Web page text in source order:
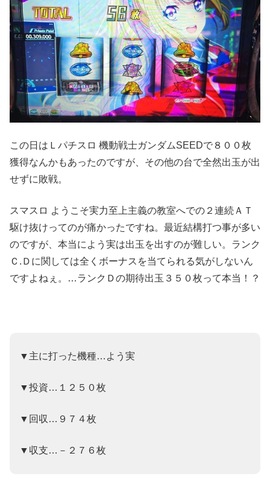
この日はＬパチスロ 機動戦士ガンダムSEEDで８００枚
獲得なんかもあったのですが、その他の台で全然出玉が出
せずに敗戦。
スマスロ ようこそ実力至上主義の教室へでの２連続ＡＴ
駆け抜けってのが痛かったですね。最近結構打つ事が多い
のですが、本当によう実は出玉を出すのが難しい。ランク
Ｃ.Ｄに関しては全くボーナスを当てられる気がしないん
ですよねぇ。…ランクＤの期待出玉３５０枚って本当！？
▼主に打った機種…よう実
▼投資…１２５０枚
▼回収…９７４枚
▼収支…－２７６枚